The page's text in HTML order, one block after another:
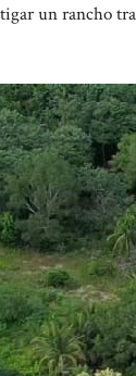
un rancho